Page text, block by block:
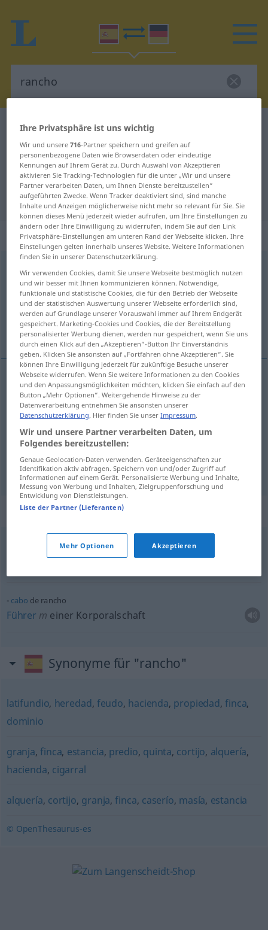
Spanisch-Deutsch Wörterbuch
Spanisch-Deutsch Übersetzung für
"rancho"
"rancho" Deutsch Übersetzung
„rancho“: masculino
Übersicht aller Übersetzungen
(Für mehr Details die Übersetzung anklicken/antippen)
Verpflegung, Viehfarm, Ranch
Verpflegungf ranchoespec MIL
Viehfarmf rancho
Ranchf rancho
Beispielsätze für "rancho"
de rancho
cabo de rancho
Führer m einer Korporalschaft
Synonyme für "rancho"
latifundio, heredad, feudo, hacienda, propiedad,finca,
dominio
granja,finca, estancia, predio, quinta, cortijo, alquería,
hacienda, cigarral
alquería, cortijo, granja,finca, caserío, masía, estancia
© OpenThesaurus-es
Ihre Privatsphäre ist uns wichtig
Wir und unsere716-Partner speichern und greifen auf
personenbezogene Daten wie Browserdaten oder eindeutige
Kennungen auf Ihrem Gerät zu. Durch Auswahl von Akzeptieren
aktivieren Sie Tracking-Technologien für die unter „Wir und unsere
Partner verarbeiten Daten, um Ihnen Dienste bereitzustellen“
aufgeführten Zwecke. Wenn Tracker deaktiviert sind, sind manche
Inhalte und Anzeigen möglicherweise nicht mehr so relevant für Sie. Sie
können dieses Menü jederzeit wieder aufrufen, um Ihre Einstellungen zu
ändern oder Ihre Einwilligung zu widerrufen, indem Sie auf den Link
Privatsphäre-Einstellungen am unteren Rand der Webseite klicken. Ihre
Einstellungen gelten innerhalb unseres Website. Weitere Informationen
finden Sie in unserer Datenschutzerklärung.
Wir verwenden Cookies, damit Sie unsere Webseite bestmöglich nutzen
und wir besser mit Ihnen kommunizieren können. Notwendige,
funktionale und statistische Cookies, die für den Betrieb der Webseite
und der statistischen Auswertung unserer Webseite erforderlich sind,
werden auf Grundlage unserer Vorauswahl immer auf Ihrem Endgerät
gespeichert. Marketing-Cookies und Cookies, die der Bereitstellung
personalisierter Werbung dienen, werden nur gespeichert, wenn Sie uns
durch einen Klick auf den „Akzeptieren“-Button Ihr Einverständnis
geben. Klicken Sie ansonsten auf „Fortfahren ohne Akzeptieren“. Sie
können Ihre Einwilligung jederzeit für zukünftige Besuche unserer
Webseite widerrufen. Wenn Sie weitere Informationen zu den Cookies
und den Anpassungsmöglichkeiten möchten, klicken Sie einfach auf den
Button „Mehr Optionen“. Weitergehende Hinweise zu der
Datenverarbeitung entnehmen Sie ansonsten unserer
Datenschutzerklärung. Hier finden Sie unserImpressum.
Wir und unsere Partner verarbeiten Daten, um
Folgendes bereitzustellen:
Genaue Geolocation-Daten verwenden. Geräteeigenschaften zur
Identifikation aktiv abfragen. Speichern von und/oder Zugriff auf
Informationen auf einem Gerät. Personalisierte Werbung und Inhalte,
Messung von Werbung und Inhalten, Zielgruppenforschung und
Entwicklung von Dienstleistungen.
Liste der Partner (Lieferanten)
Mehr Optionen Akzeptieren